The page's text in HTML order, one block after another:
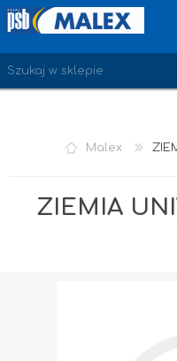
ZAREJESTRUJ SIĘ
Malex
ZIEMIA